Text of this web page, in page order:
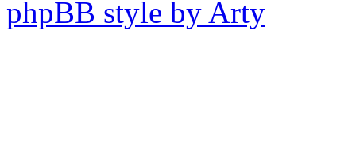
phpBB style by Arty